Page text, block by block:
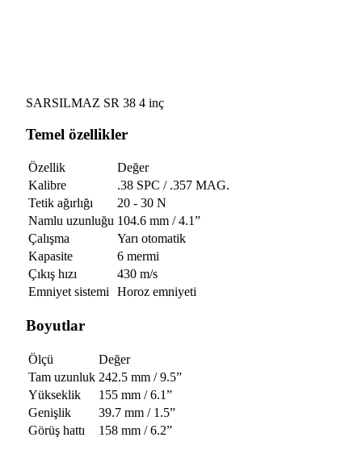
SARSILMAZ SR 38 4 inç
Temel özellikler
Özellik
Değer
Kalibre
.38 SPC / .357 MAG.
Tetik ağırlığı
20 - 30 N
Namlu uzunluğu 104.6 mm / 4.1”
Çalışma
Yarı otomatik
Kapasite
6 mermi
Çıkış hızı
430 m/s
Emniyet sistemi
Horoz emniyeti
Boyutlar
Ölçü
Değer
Tam uzunluk 242.5 mm / 9.5”
Yükseklik
155 mm / 6.1”
Genişlik
39.7 mm / 1.5”
Görüş hattı
158 mm / 6.2”